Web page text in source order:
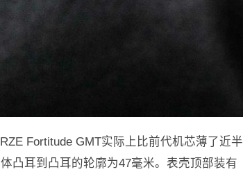
Fortitude GMT实际上比前代机芯薄了近半
凸耳到凸耳的轮廓为47毫米。表壳顶部装有